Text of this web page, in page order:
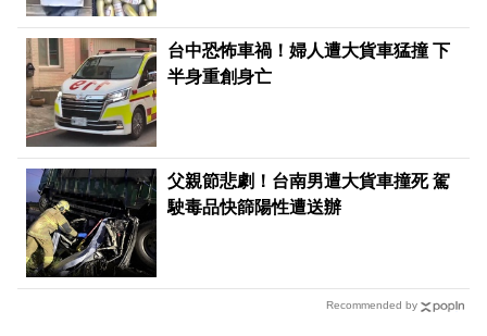
台中恐怖車禍！婦人遭大貨車猛撞 下
半身重創身亡
父親節悲劇！台南男遭大貨車撞死 駕
駛毒品快篩陽性遭送辦
Recommended by